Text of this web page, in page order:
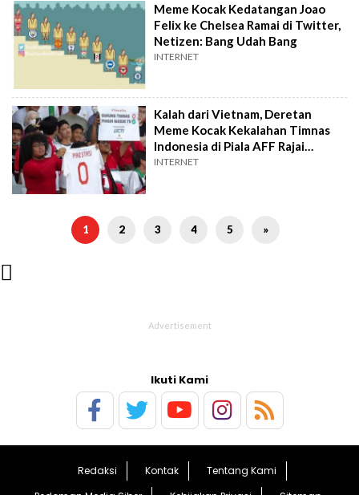
Meme Kocak Kedatangan Joao
Felix ke Chelsea Ramai di Twitter,
Netizen: Bang Udah Bang
INTERNET
Kalah dari Vietnam, Deretan
Meme Kocak Kekalahan Timnas
Indonesia di Piala AFF Rajai
Twitter
INTERNET
1 2 3 4 5 »

Ikuti Kami
Redaksi Kontak
Tentang Kami